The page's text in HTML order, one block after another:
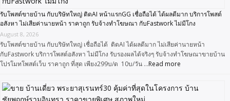
รับโพสต์ขายบ้าน กับบริษัทใหญ่ ติดAI หน้าแรกGG เชื่อถือได้ ได้ผลดีมาก บริการโพสต์
อสังหา ไม่เสียค่านายหน้า ราคาถูก รับจ้างทำโฆษณา กับFastwork ไม่มีโกง
August 8, 2026
รับโพสต์ขายบ้าน กับบริษัทใหญ่ เชื่อถือได้ ติดAI ได้ผลดีมาก ไม่เสียค่านายหน้า
กับFastwork บริการโพสต์อสังหา ไม่มีโกง รับรองผลได้จริงๆ รับจ้างทำโฆษณาขายบ้าน
โปรโมทโพสต์เว็บ ราคาถูก ที่สุด เพียง299บ/ด 10บ/วัน …Read more